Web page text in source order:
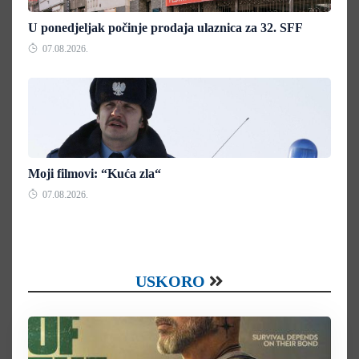
U ponedjeljak počinje prodaja ulaznica za 32. SFF
07.08.2026.
Moji filmovi: “Kuća zla“
07.08.2026.
USKORO